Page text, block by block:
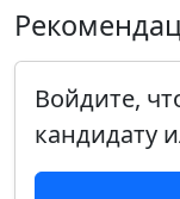
Войдите,
кандидату